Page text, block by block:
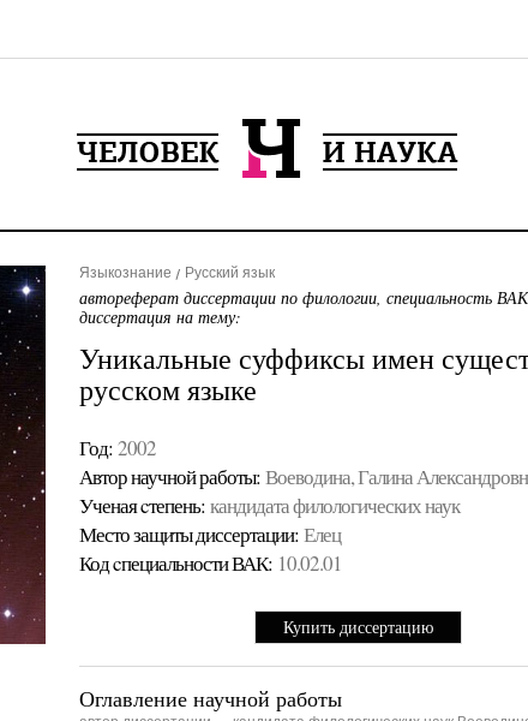
Языкознание Русский язык
автореферат диссертации по филологии, специальность
диссертация на тему:
Уникальные суффиксы имен
русском языке
Год: 2002
Автор научной работы: Воеводина, Галина
Ученая cтепень: кандидата филологических наук
Место защиты диссертации: Елец
Код cпециальности ВАК: 10.02.01
Купить диссертацию
Оглавление научной работы